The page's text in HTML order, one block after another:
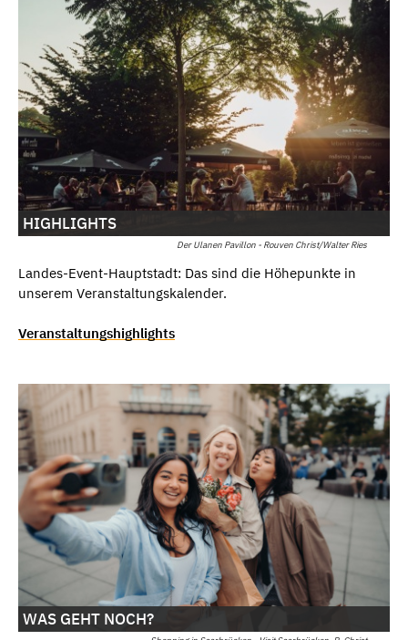
Der Ulanen Pavillon - Rouven Christ/Walter Ries
HIGHLIGHTS
Landes-Event-Hauptstadt: Das sind die Höhepunkte in
unserem Veranstaltungskalender.
Veranstaltungshighlights
WAS GEHT NOCH?